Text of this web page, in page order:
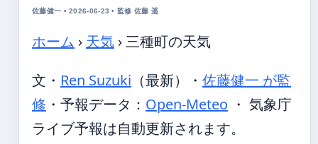
佐藤健一 • 2026-06-23 • 監修 佐藤 遥
ホーム › 天気 ›三種町の天気
文・ Ren Suzuki （最新） ・ 佐藤健一 が監
修 ・ 予報データ： Open-Meteo ・ 気象庁
ライブ予報は自動更新されます。